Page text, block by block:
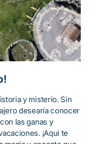
y misterio. Sin
desearía conocer
las ganas y
¡Aquí te